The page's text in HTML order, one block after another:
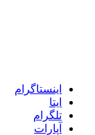
اینستاگرام
ایتا
تلگرام
آپارات